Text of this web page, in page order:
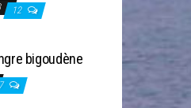
12
bigoudène
7